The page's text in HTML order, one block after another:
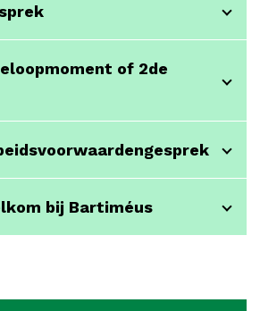
of 2de
bij Bartiméus